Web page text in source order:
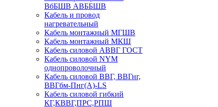
ВбБШВ АВББШВ
Кабель и провод
нагревательный
Кабель монтажный МГШВ
Кабель монтажный МКШ
Кабель силовой АВВГ ГОСТ
Кабель силовой NYM
однопроволочный
Кабель силовой ВВГ, ВВГнг,
ВВГбм-Пнг(А)-LS
Кабель силовой гибкий
КГ,КВВГ,ПРС,РПШ